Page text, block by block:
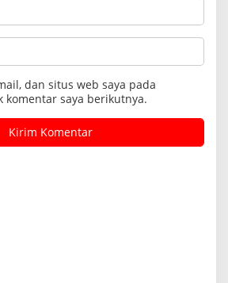
dan situs web saya pada
saya berikutnya.